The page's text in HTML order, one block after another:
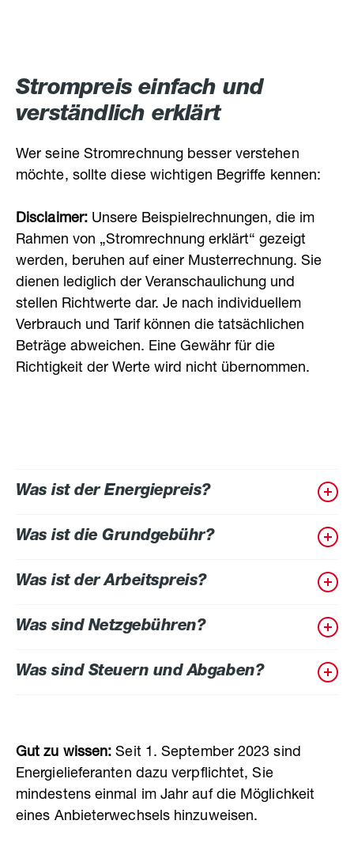
Strompreis einfach und
verständlich erklärt
Wer seine Stromrechnung besser verstehen
möchte, sollte diese wichtigen Begriffe kennen:
Disclaimer: Unsere Beispielrechnungen, die im
Rahmen von „Stromrechnung erklärt“ gezeigt
werden, beruhen auf einer Musterrechnung. Sie
dienen lediglich der Veranschaulichung und
stellen Richtwerte dar. Je nach individuellem
Verbrauch und Tarif können die tatsächlichen
Beträge abweichen. Eine Gewähr für die
Richtigkeit der Werte wird nicht übernommen.
Was ist der Energiepreis?
Was ist die Grundgebühr?
€4,90
Was ist der Arbeitspreis?
Was sind Netzgebühren?
Was sind Steuern und Abgaben?
Gut zu wissen: Seit 1. September 2023 sind
Energielieferanten dazu verpflichtet, Sie
mindestens einmal im Jahr auf die Möglichkeit
eines Anbieterwechsels hinzuweisen.